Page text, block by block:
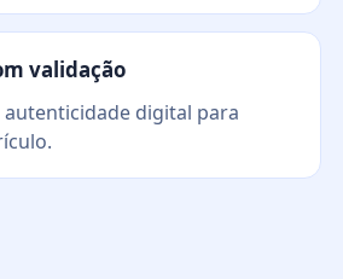
validação
digital para